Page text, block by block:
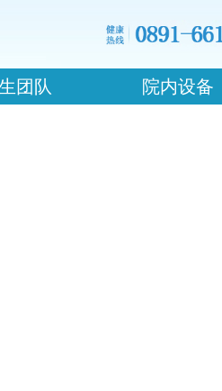
团队 院内设备